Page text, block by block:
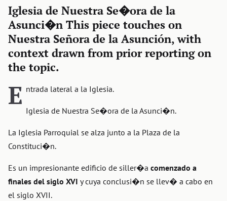
Iglesia de Nuestra Se�ora de la
Asunci�n This piece touches on
Nuestra Señora de la Asunción, with
context drawn from prior reporting on
the topic.
E ntrada lateral a la Iglesia.
Iglesia de Nuestra Se�ora de la Asunci�n.
La Iglesia Parroquial se alza junto a la Plaza de la
Constituci�n.
Es un impresionante edificio de siller�a comenzado a
finales del siglo XVI y cuya conclusi�n se llev� a cabo en
el siglo XVII.